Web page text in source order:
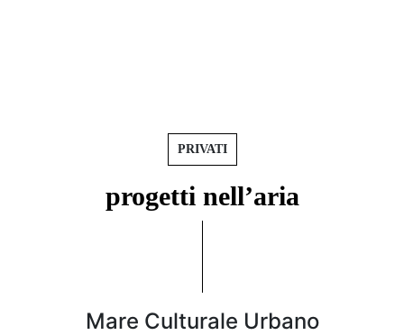
PRIVATI
progetti nell’aria
Mare Culturale Urbano